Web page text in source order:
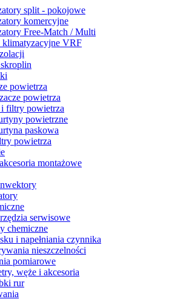
split - pokojowe
komercyjne
Free-Match / Multi
klimatyzacyjne VRF
powietrza
powietrza
filtry powietrza
powietrzne
paskowa
powietrza
montażowe
serwisowe
chemiczne
i napełniania czynnika
nieszczelności
pomiarowe
węże i akcesoria
rur